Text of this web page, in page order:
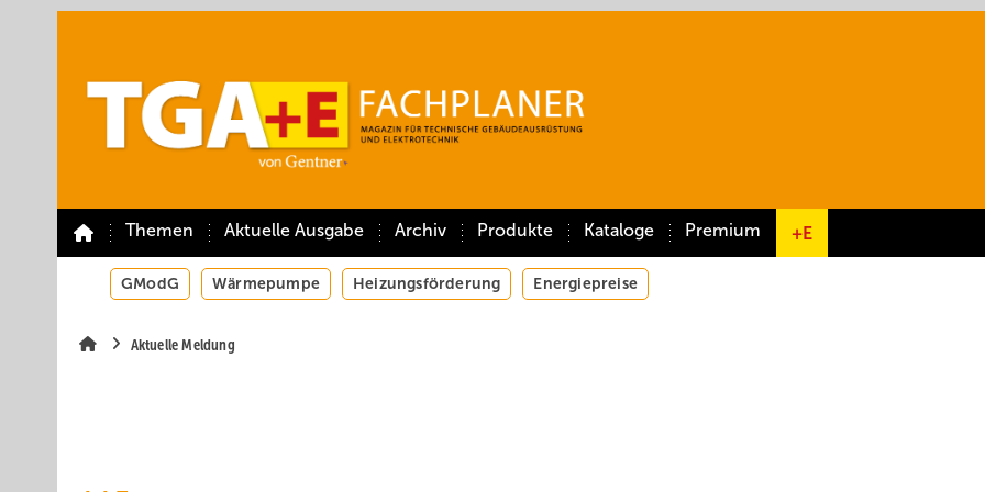
Themen Aktuelle Ausgabe Archiv Produkte Kataloge Premium +E
GModG Wärmepumpe Heizungsförderung Energiepreise
Aktuelle Meldung